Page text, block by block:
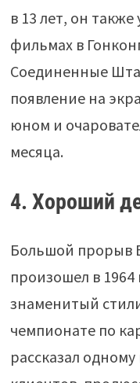
в 13 лет, он также
фильмах в
Соединенные
появление на
юном и
месяца.
4. Хороший
Большой прорыв
произошел в 1964
знаменитый
чемпионате по
рассказал